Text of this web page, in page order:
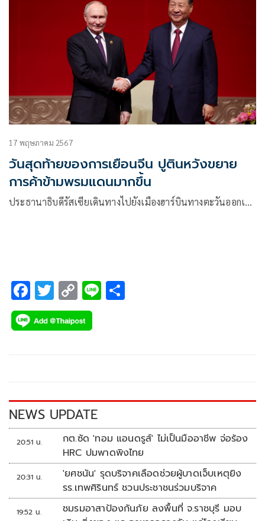
จัดขึ้น ณ เมืองฮาร์บิน สาธารณรัฐประชาชนจีน ในระหว่างวันที่
3-14 กุมภาพันธ์ 2568 ที่ผ่านมา
17 พฤษภาคม 2567
วันสุดท้ายของการเยือนจีน ปูตินหวังขยาย
การค้าข้ามพรมแดนมากขึ้น
ประธานาธิบดีรัสเซียเดินทางไปยังเมืองฮาร์บินทางตะวันออกเ…
F
ac
e
k
T
wi
tt
C
o
p
k
Li
NEWS UPDATE
20:51 น.
กต.ซัด 'ทอม แอนดรูส์' ไม่เป็นมืออาชีพ จ่อร้อง
HRC ปมพาดพิงไทย
20:31 น.
'ยศชนัน' รุดบริจาคเลือดช่วยผู้บาดเจ็บเหตุยิง
รร.เทพศิรินทร์ ชวนประชาชนร่วมบริจาค
19:52 น.
ชมรมอาสาป้องกันภัย ลงพื้นที่ จ.ราชบุรี มอบ